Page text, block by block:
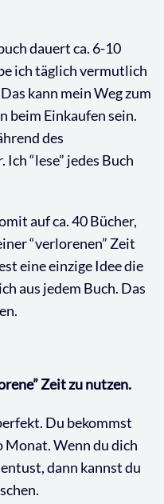
dauert ca. 6-10
ich täglich vermutlich
kann mein Weg zum
beim Einkaufen sein.
des
“lese” jedes Buch
auf ca. 40 Bücher,
“verlorenen” Zeit
eine einzige Idee die
aus jedem Buch. Das
Zeit zu nutzen.
Du bekommst
Monat. Wenn du dich
dann kannst du